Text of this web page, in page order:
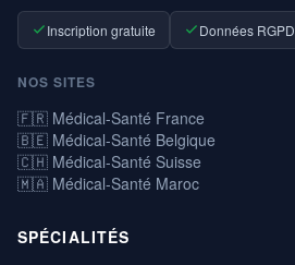
Inscription gratuite Données RGPD
NOS SITES
🇫🇷 Médical-Santé France
🇧🇪 Médical-Santé Belgique
🇨🇭 Médical-Santé Suisse
🇲🇦 Médical-Santé Maroc
SPÉCIALITÉS